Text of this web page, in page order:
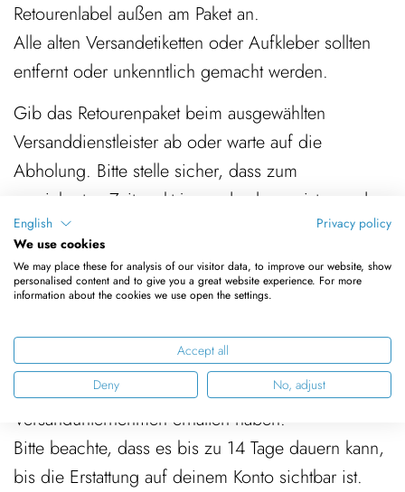
Retourenlabel außen am Paket an.
Alle alten Versandetiketten oder Aufkleber sollten
entfernt oder unkenntlich gemacht werden.
Gib das Retourenpaket beim ausgewählten
Versanddienstleister ab oder warte auf die
Abholung. Bitte stelle sicher, dass zum
vereinbarten Zeitpunkt jemand zuhause ist, um das
Paket zu übergeben.
Erstattung deiner Bestellung
Sobald deine Rücksendung in unserem Lager
eingegangen und bearbeitet wurde, erstatten wir
dir den Betrag. Dies kann 2–3 Werktage dauern,
nachdem wir die Retoure vom
Versandunternehmen erhalten haben.
Bitte beachte, dass es bis zu 14 Tage dauern kann,
bis die Erstattung auf deinem Konto sichtbar ist.
English
Privacy policy
We use cookies
We may place these for analysis of our visitor data, to improve our website, show
personalised content and to give you a great website experience. For more
information about the cookies we use open the settings.
Accept all
Deny
No, adjust